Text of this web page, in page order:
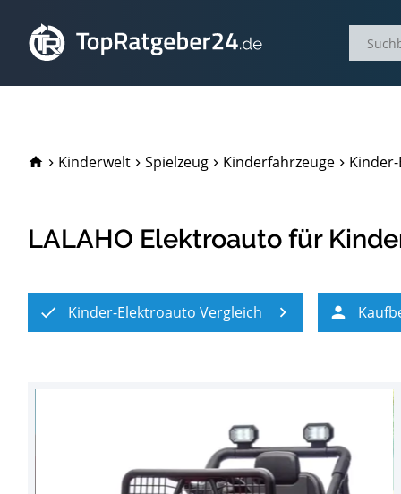
TopRatgeber24.de
Kinderwelt Spielzeug Kinderfahrzeuge
LALAHO Elektroauto für
Kinder-Elektroauto Vergleich